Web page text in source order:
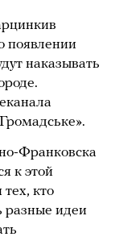
появлении
наказывать
Франковска
к этой
кто
разные идеи